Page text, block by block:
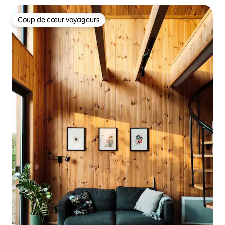
Coup de cœur voyageurs
Coup de cœur voyageurs